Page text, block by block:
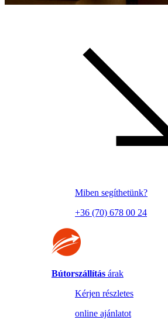
Miben segíthetünk?
+36 (70) 678 00 24
Bútorszállítás árak
Kérjen részletes
online ajánlatot